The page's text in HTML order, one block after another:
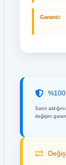
Garanti:
Satın
değişim